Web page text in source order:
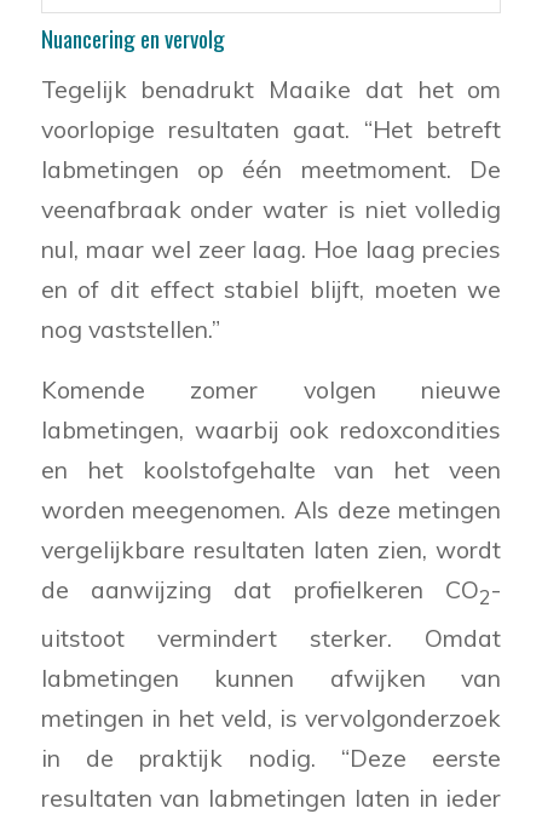
Nuancering en vervolg
Tegelijk benadrukt Maaike dat het om
voorlopige resultaten gaat. “Het betreft
labmetingen op één meetmoment. De
veenafbraak onder water is niet volledig
nul, maar wel zeer laag. Hoe laag precies
en of dit effect stabiel blijft, moeten we
nog vaststellen.”
Komende zomer volgen nieuwe
labmetingen, waarbij ook redoxcondities
en het koolstofgehalte van het veen
worden meegenomen. Als deze metingen
vergelijkbare resultaten laten zien, wordt
de aanwijzing dat profielkeren CO2-
uitstoot vermindert sterker. Omdat
labmetingen kunnen afwijken van
metingen in het veld, is vervolgonderzoek
in de praktijk nodig. “Deze eerste
resultaten van labmetingen laten in ieder